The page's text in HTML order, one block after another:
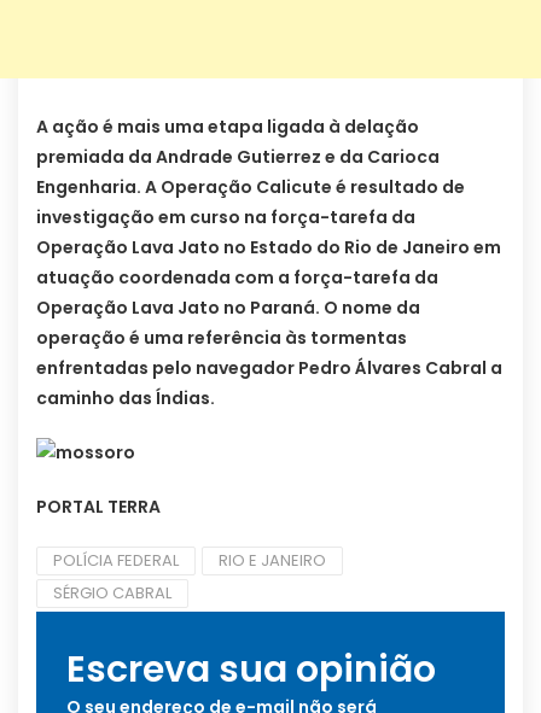
A ação é mais uma etapa ligada à delação
premiada da Andrade Gutierrez e da Carioca
Engenharia. A Operação Calicute é resultado de
investigação em curso na força-tarefa da
Operação Lava Jato no Estado do Rio de Janeiro em
atuação coordenada com a força-tarefa da
Operação Lava Jato no Paraná. O nome da
operação é uma referência às tormentas
enfrentadas pelo navegador Pedro Álvares Cabral a
caminho das Índias.
PORTAL TERRA
POLÍCIA FEDERAL
RIO E JANEIRO
SÉRGIO CABRAL
Escreva sua opinião
O seu endereço de e-mail não será